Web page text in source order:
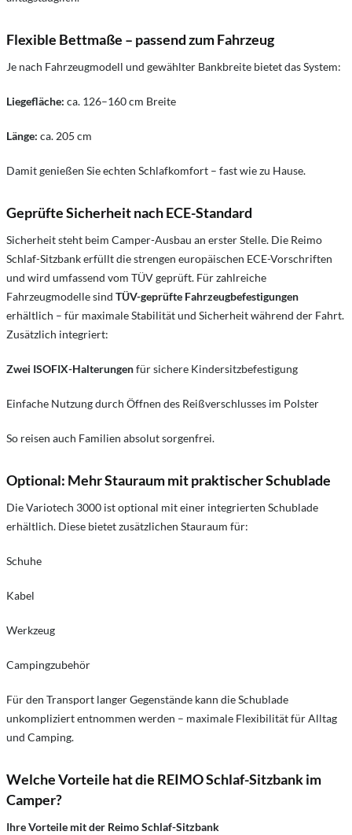
Flexible Bettmaße – passend zum Fahrzeug
Je nach Fahrzeugmodell und gewählter Bankbreite bietet das System:
Liegefläche: ca. 126–160 cm Breite
Länge: ca. 205 cm
Damit genießen Sie echten Schlafkomfort – fast wie zu Hause.
Geprüfte Sicherheit nach ECE-Standard
Sicherheit steht beim Camper-Ausbau an erster Stelle. Die Reimo
Schlaf-Sitzbank erfüllt die strengen europäischen ECE-Vorschriften
und wird umfassend vom TÜV geprüft. Für zahlreiche
Fahrzeugmodelle sind TÜV-geprüfte Fahrzeugbefestigungen
erhältlich – für maximale Stabilität und Sicherheit während der Fahrt.
Zusätzlich integriert:
Zwei ISOFIX-Halterungenfür sichere Kindersitzbefestigung
Einfache Nutzung durch Öffnen des Reißverschlusses im Polster
So reisen auch Familien absolut sorgenfrei.
Optional: Mehr Stauraum mit praktischer Schublade
Die Variotech 3000 ist optional mit einer integrierten Schublade
erhältlich. Diese bietet zusätzlichen Stauraum für:
Schuhe
Kabel
Werkzeug
Campingzubehör
Für den Transport langer Gegenstände kann die Schublade
unkompliziert entnommen werden – maximale Flexibilität für Alltag
und Camping.
Welche Vorteile hat die REIMO Schlaf-Sitzbank im
Camper?
Ihre Vorteile mit der Reimo Schlaf-Sitzbank